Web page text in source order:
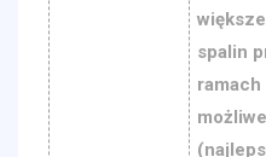
spalin